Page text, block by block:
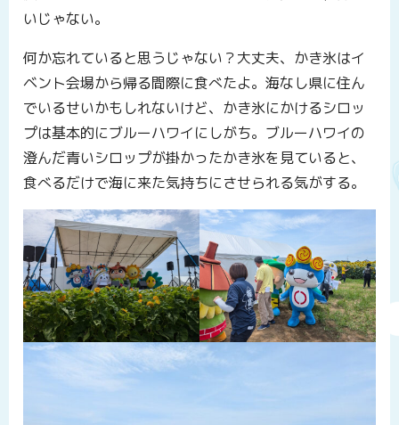
いじゃない。
何か忘れていると思うじゃない？大丈夫、かき氷はイ
ベント会場から帰る間際に食べたよ。海なし県に住ん
でいるせいかもしれないけど、かき氷にかけるシロッ
プは基本的にブルーハワイにしがち。ブルーハワイの
澄んだ青いシロップが掛かったかき氷を見ていると、
食べるだけで海に来た気持ちにさせられる気がする。